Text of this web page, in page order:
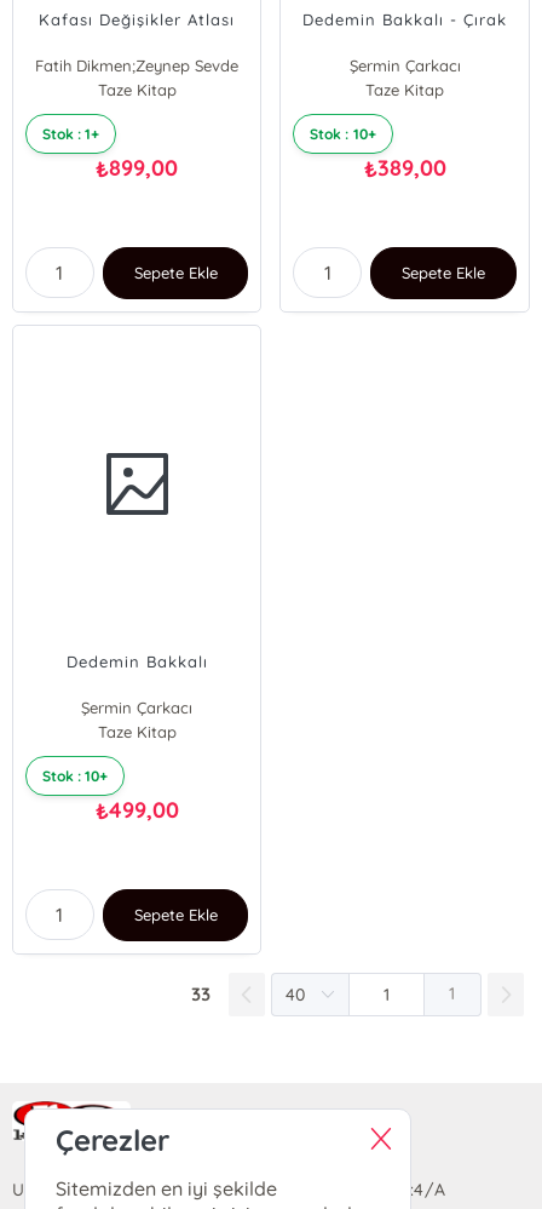
Kafası Değişikler Atlası
Fatih Dikmen;Zeynep Sevde
Taze Kitap
Stok : 1+
₺899,00
Sepete Ekle
Dedemin Bakkalı - Çırak
Şermin Çarkacı
Taze Kitap
Stok : 10+
₺389,00
Sepete Ekle
Dedemin Bakkalı
Şermin Çarkacı
Taze Kitap
Stok : 10+
₺499,00
Sepete Ekle
33 1
Ra Yayın Kitabevi
Uzun Sokak Saray Çarşısı Lara Sineması Girişi No:4/A
Çerezler
Sitemizden en iyi şekilde